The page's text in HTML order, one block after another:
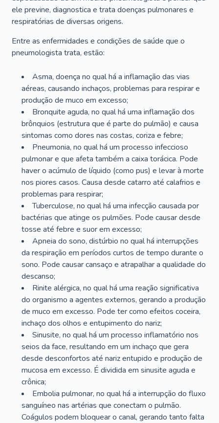
ele previne, diagnostica e trata doenças pulmonares e
respiratórias de diversas origens.
Entre as enfermidades e condições de saúde que o
pneumologista trata, estão:
Asma, doença no qual há a inflamação das vias
aéreas, causando inchaços, problemas para respirar e
produção de muco em excesso;
Bronquite aguda, no qual há uma inflamação dos
brônquios (estrutura que é parte do pulmão) e causa
sintomas como dores nas costas, coriza e febre;
Pneumonia, no qual há um processo infeccioso
pulmonar e que afeta também a caixa torácica. Pode
haver o acúmulo de líquido (como pus) e levar à morte
nos piores casos. Causa desde catarro até calafrios e
problemas para respirar;
Tuberculose, no qual há uma infecção causada por
bactérias que atinge os pulmões. Pode causar desde
tosse até febre e suor em excesso;
Apneia do sono, distúrbio no qual há interrupções
da respiração em períodos curtos de tempo durante o
sono. Pode causar cansaço e atrapalhar a qualidade do
descanso;
Rinite alérgica, no qual há uma reação significativa
do organismo a agentes externos, gerando a produção
de muco em excesso. Pode ter como efeitos coceira,
inchaço dos olhos e entupimento do nariz;
Sinusite, no qual há um processo inflamatório nos
seios da face, resultando em um inchaço que gera
desde desconfortos até nariz entupido e produção de
mucosa em excesso. É dividida em sinusite aguda e
crônica;
Embolia pulmonar, no qual há a interrupção do fluxo
sanguíneo nas artérias que conectam o pulmão.
Coágulos podem bloquear o canal, gerando tanto falta